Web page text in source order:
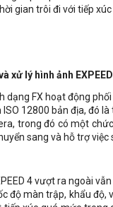
gian trôi đi với tiếp
xử lý hình ảnh
dạng FX hoạt động
12800 bản địa, đó
trong đó có một
sang và hỗ trợ
4 vượt ra ngoài
độ màn trập, khẩu độ,